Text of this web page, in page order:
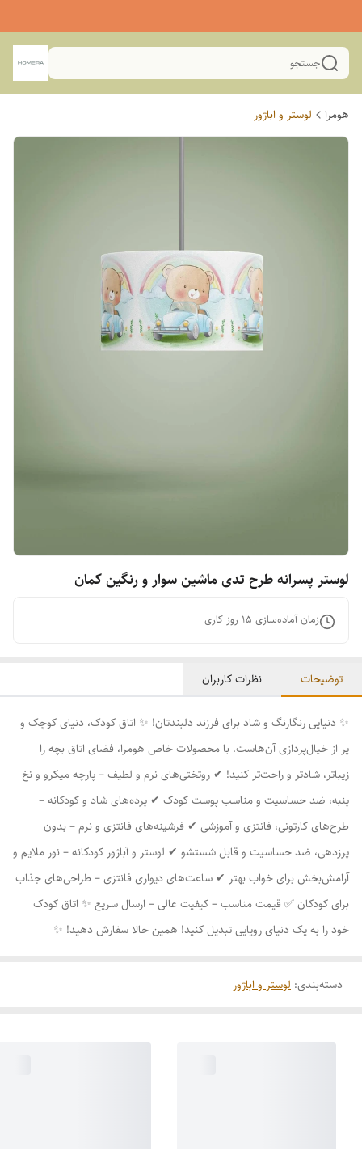
جستجو
هومرا لوستر و اباژور
لوستر پسرانه طرح تدی ماشین سوار و رنگین کمان
زمان آماده‌سازی 15 روز کاری
توضیحات نظرات کاربران
✨ دنیایی رنگارنگ و شاد برای فرزند دلبندتان! ✨ اتاق کودک، دنیای کوچک و
پر از خیال‌پردازی آن‌هاست. با محصولات خاص هومرا، فضای اتاق بچه را
زیباتر، شادتر و راحت‌تر کنید! ✔ روتختی‌های نرم و لطیف – پارچه میکرو و نخ
پنبه، ضد حساسیت و مناسب پوست کودک ✔ پرده‌های شاد و کودکانه –
طرح‌های کارتونی، فانتزی و آموزشی ✔ فرشینه‌های فانتزی و نرم – بدون
پرزدهی، ضد حساسیت و قابل شستشو ✔ لوستر و آباژور کودکانه – نور ملایم و
آرامش‌بخش برای خواب بهتر ✔ ساعت‌های دیواری فانتزی – طراحی‌های جذاب
برای کودکان ✅ قیمت مناسب – کیفیت عالی – ارسال سریع ✨ اتاق کودک
خود را به یک دنیای رویایی تبدیل کنید! همین حالا سفارش دهید! ✨
دسته‌بندی: لوستر و اباژور